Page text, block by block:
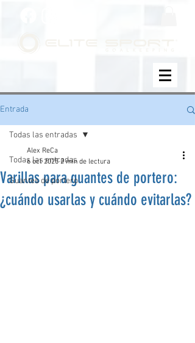
Entrada
Todas las entradas
Guantes de portero
Todas las entradas
Varillas para guantes de portero:
¿cuándo usarlas y cuándo evitarlas?
Alex ReCa
6 oct 2025 2 min de lectura